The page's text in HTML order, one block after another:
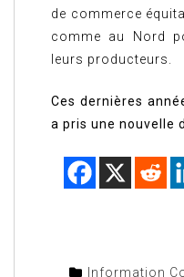
de commerce
comme au Nord
leurs producteurs.
Ces dernières
a pris une nouvelle
Information